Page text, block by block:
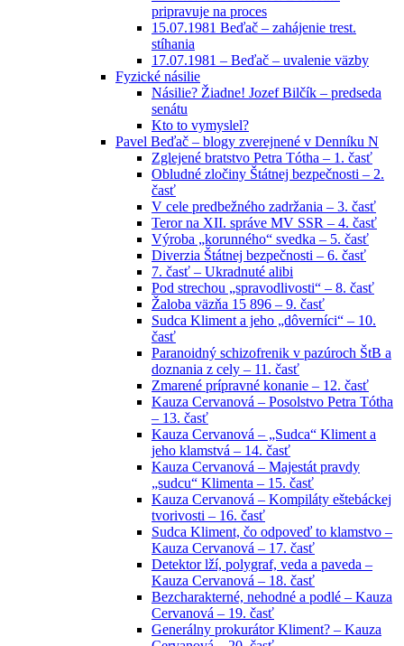
pripravuje na proces
15.07.1981 Beďač – zahájenie trest.
stíhania
17.07.1981 – Beďač – uvalenie väzby
Fyzické násilie
Násilie? Žiadne! Jozef Bilčík – predseda
senátu
Kto to vymyslel?
Pavel Beďač – blogy zverejnené v Denníku N
Zglejené bratstvo Petra Tótha – 1. časť
Obludné zločiny Štátnej bezpečnosti – 2.
časť
V cele predbežného zadržania – 3. časť
Teror na XII. správe MV SSR – 4. časť
Výroba „korunného“ svedka – 5. časť
Diverzia Štátnej bezpečnosti – 6. časť
7. časť – Ukradnuté alibi
Pod strechou „spravodlivosti“ – 8. časť
Žaloba väzňa 15 896 – 9. časť
Sudca Kliment a jeho „dôverníci“ – 10.
časť
Paranoidný schizofrenik v pazúroch ŠtB a
doznania z cely – 11. časť
Zmarené prípravné konanie – 12. časť
Kauza Cervanová – Posolstvo Petra Tótha
– 13. časť
Kauza Cervanová – „Sudca“ Kliment a
jeho klamstvá – 14. časť
Kauza Cervanová – Majestát pravdy
„sudcu“ Klimenta – 15. časť
Kauza Cervanová – Kompiláty eštebáckej
tvorivosti – 16. časť
Sudca Kliment, čo odpoveď to klamstvo –
Kauza Cervanová – 17. časť
Detektor lží, polygraf, veda a paveda –
Kauza Cervanová – 18. časť
Bezcharakterné, nehodné a podlé – Kauza
Cervanová – 19. časť
Generálny prokurátor Kliment? – Kauza